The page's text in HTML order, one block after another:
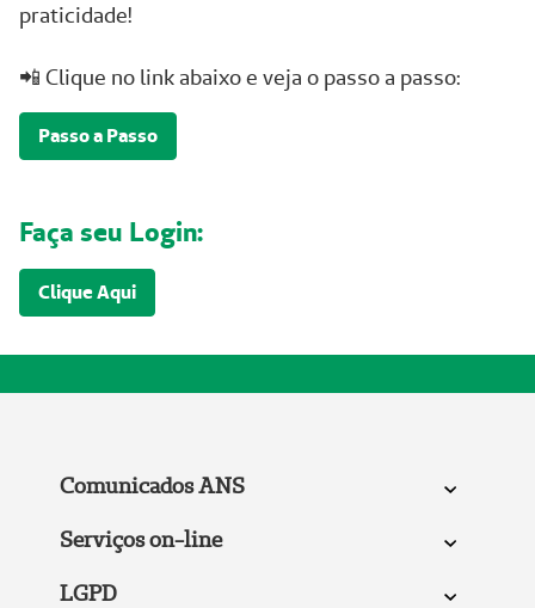
praticidade!
📲 Clique no link abaixo e veja o passo a passo:
Passo a Passo
Faça seu Login:
Clique Aqui
Comunicados ANS
Serviços on-line
LGPD